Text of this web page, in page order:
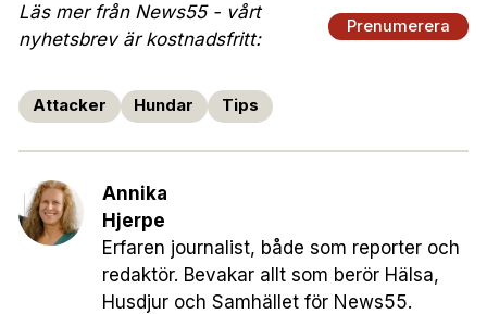
Läs mer från News55 - vårt
nyhetsbrev är kostnadsfritt:
Prenumerera
Attacker Hundar Tips
Annika
Hjerpe
Erfaren journalist, både som reporter och
redaktör. Bevakar allt som berör Hälsa,
Husdjur och Samhället för News55.